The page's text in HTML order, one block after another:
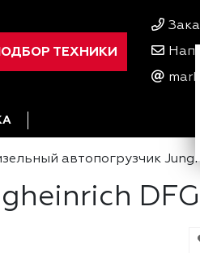
ТЕХНИКИ
автопогрузчик